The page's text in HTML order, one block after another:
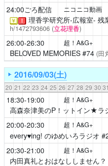
24:00ごろ配信 ニコニコ動画
￥ ！ 理香学研究所-広報室- 残
h/1472793606 (立花理香)
26:00-26:30 超！A&G+
BELOVED MEMORIES#74 (田
2016/09/03(土)
20 21 22 23 24 25 26 27 28 29 30 31
18:30-19:00 超！A&G+
高森奈津美のP！ットイン★ラ
20:00-20:30 超！A&G+
every♥ing! のゆめいろラジオ
20:30-21:00 超！A&G+
内田真礼とおはなししません？